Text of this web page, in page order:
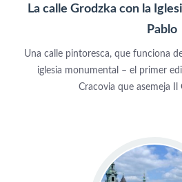
La calle Grodzka con la
Pablo
Una calle pintoresca, que funciona
iglesia monumental – el primer
Cracovia que asemeja Il